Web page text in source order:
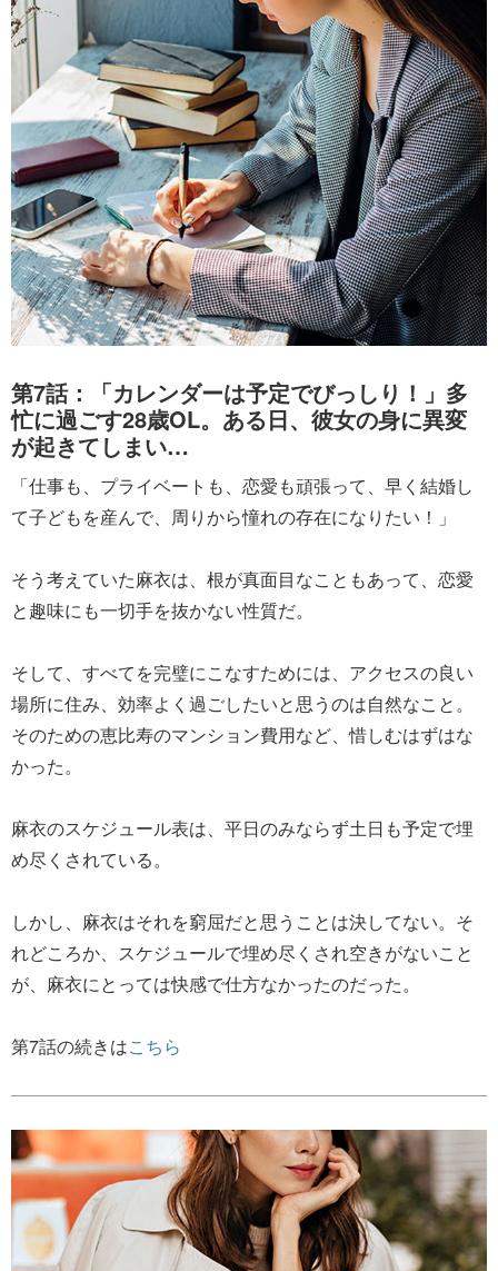
第7話：「カレンダーは予定でびっしり！」多
忙に過ごす28歳OL。ある日、彼女の身に異変
が起きてしまい…
「仕事も、プライベートも、恋愛も頑張って、早く結婚し
て子どもを産んで、周りから憧れの存在になりたい！」
そう考えていた麻衣は、根が真面目なこともあって、恋愛
と趣味にも一切手を抜かない性質だ。
そして、すべてを完璧にこなすためには、アクセスの良い
場所に住み、効率よく過ごしたいと思うのは自然なこと。
そのための恵比寿のマンション費用など、惜しむはずはな
かった。
麻衣のスケジュール表は、平日のみならず土日も予定で埋
め尽くされている。
しかし、麻衣はそれを窮屈だと思うことは決してない。そ
れどころか、スケジュールで埋め尽くされ空きがないこと
が、麻衣にとっては快感で仕方なかったのだった。
第7話の続きはこちら